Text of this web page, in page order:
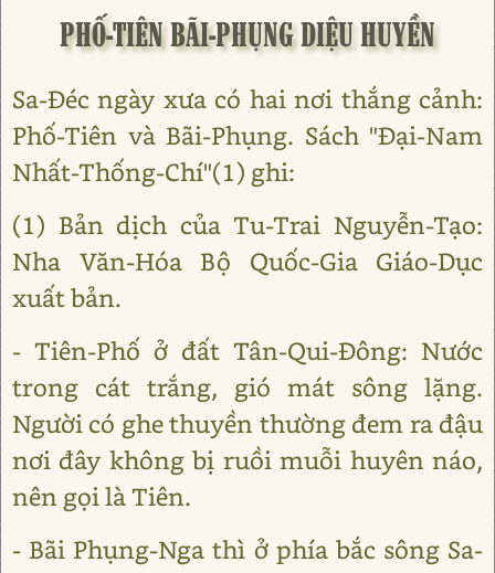
PHỐ-TIÊN BÃI-PHỤNG DIỆU HUYỀN
Sa-Đéc ngày xưa có hai nơi thắng cảnh:
Phố-Tiên và Bãi-Phụng. Sách "Đại-Nam
Nhất-Thống-Chí"(1) ghi:
(1) Bản dịch của Tu-Trai Nguyễn-Tạo:
Nha Văn-Hóa Bộ Quốc-Gia Giáo-Dục
xuất bản.
- Tiên-Phố ở đất Tân-Qui-Đông: Nước
trong cát trắng, gió mát sông lặng.
Người có ghe thuyền thường đem ra đậu
nơi đây không bị ruồi muỗi huyên náo,
nên gọi là Tiên.
- Bãi Phụng-Nga thì ở phía bắc sông Sa-